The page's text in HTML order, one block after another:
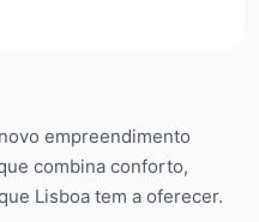
empreendimento
combina conforto,
Lisboa tem a oferecer.